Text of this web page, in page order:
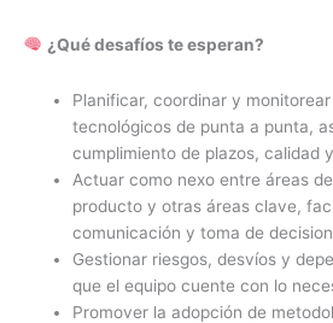
¿Qué desafíos te esperan?
Planificar, coordinar y
tecnológicos de punta a punta,
cumplimiento de plazos, calidad
Actuar como nexo entre áreas
producto y otras áreas clave,
comunicación y toma de
Gestionar riesgos, desvíos y
que el equipo cuente con lo
Promover la adopción de